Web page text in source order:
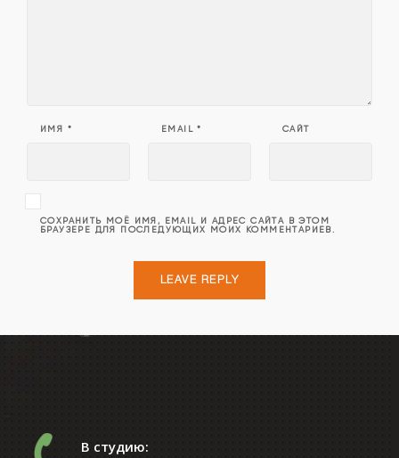
ИМЯ * EMAIL* САЙТ
СОХРАНИТЬ МОЁ ИМЯ, EMAIL И АДРЕС САЙТА В ЭТОМ
БРАУЗЕРЕ ДЛЯ ПОСЛЕДУЮЩИХ МОИХ КОММЕНТАРИЕВ.
В студию: